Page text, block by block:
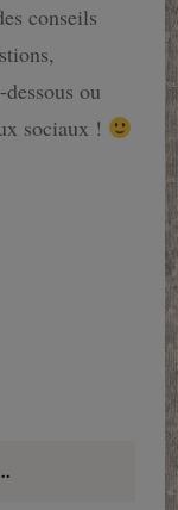
conseils
ou
sociaux !